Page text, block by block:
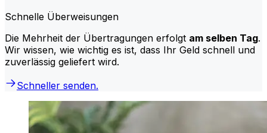
Schnelle Überweisungen
Die Mehrheit der Übertragungen erfolgt am selben Tag.
Wir wissen, wie wichtig es ist, dass Ihr Geld schnell und
zuverlässig geliefert wird.
Schneller senden.